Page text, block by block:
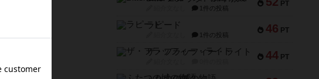
PT
1件の投稿
46 PT
ラピード
1件の投稿
44 PT
ザ・フラッフィー・ライト